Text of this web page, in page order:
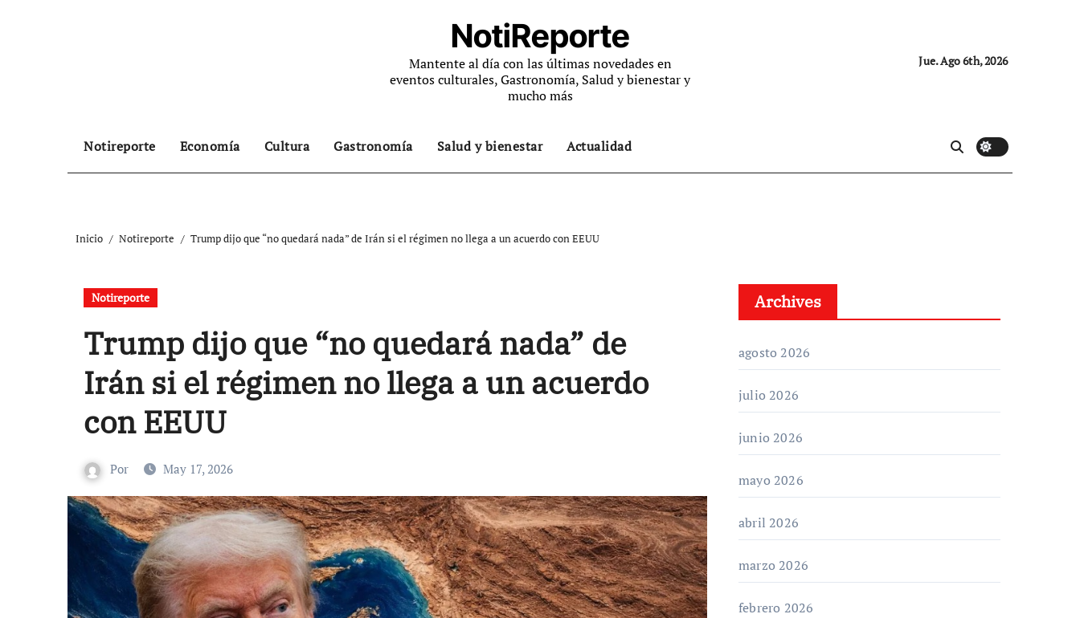
NotiReporte
Mantente al día con las últimas novedades en
eventos culturales, Gastronomía, Salud y bienestar y
mucho más
Jue. Ago 6th, 2026
Notireporte Economía Cultura Gastronomía Salud y bienestar Actualidad
Inicio Notireporte Trump dijo que “no quedará nada” de Irán si el régimen no llega a un acuerdo con EEUU
Notireporte
Trump dijo que “no quedará nada” de
Irán si el régimen no llega a un acuerdo
con EEUU
Por May 17, 2026
Archives
agosto 2026
julio 2026
junio 2026
mayo 2026
abril 2026
marzo 2026
febrero 2026